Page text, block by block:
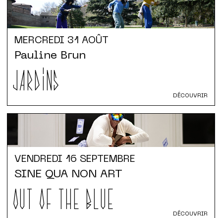
MERCREDI 31 AOÛT
JARDINS
Pauline Brun
DÉCOUVRIR
VENDREDI 16 SEPTEMBRE
OUT OF THE BLUE
SINE QUA NON ART
DÉCOUVRIR